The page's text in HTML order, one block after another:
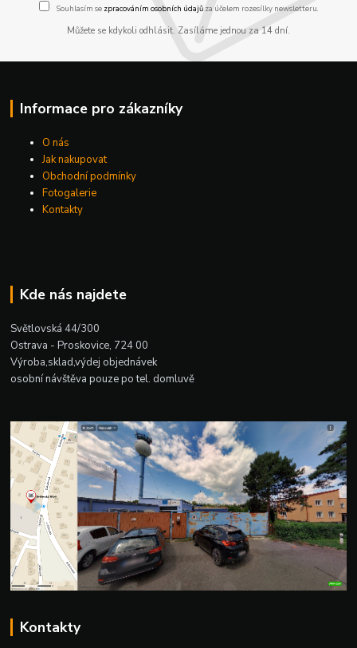
Souhlasím se zpracováním osobních údajůza účelem rozesílky newsletteru.
Můžete se kdykoli odhlásit. Zasíláme jednou za 14 dní.
Informace pro zákazníky
O nás
Jak nakupovat
Obchodní podmínky
Fotogalerie
Kontakty
Kde nás najdete
Světlovská 44/300
Ostrava - Proskovice, 724 00
Výroba,sklad,výdej objednávek
osobní návštěva pouze po tel. domluvě
Kontakty